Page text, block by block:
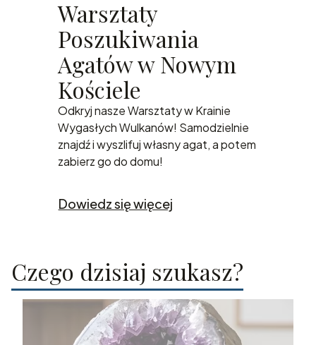
Warsztaty
Poszukiwania
Agatów w Nowym
Kościele
Odkryj nasze Warsztaty w Krainie
Wygasłych Wulkanów! Samodzielnie
znajdź i wyszlifuj własny agat, a potem
zabierz go do domu!
Dowiedz się więcej
Czego dzisiaj szukasz?